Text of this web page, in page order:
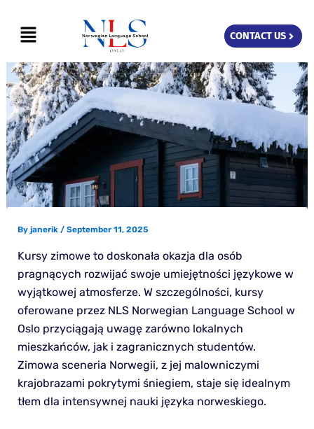
content
Menu CONTACT US
By janerik / September 11, 2025
Kursy zimowe to doskonała okazja dla osób
pragnących rozwijać swoje umiejętności językowe w
wyjątkowej atmosferze. W szczególności, kursy
oferowane przez NLS Norwegian Language School w
Oslo przyciągają uwagę zarówno lokalnych
mieszkańców, jak i zagranicznych studentów.
Zimowa sceneria Norwegii, z jej malowniczymi
krajobrazami pokrytymi śniegiem, staje się idealnym
tłem dla intensywnej nauki języka norweskiego.